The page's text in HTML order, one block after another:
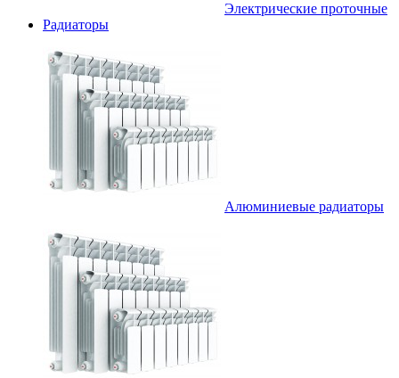
Электрические проточные
Радиаторы
Алюминиевые радиаторы